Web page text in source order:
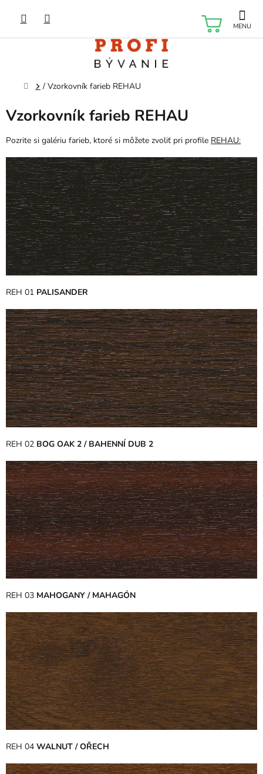
obsah
Domov
/ Vzorkovník farieb REHAU
Vzorkovník farieb REHAU
Pozrite si galériu farieb, ktoré si môžete zvoliť pri profile REHAU:
REH 01 PALISANDER
REH 02 BOG OAK 2 / BAHENNÍ DUB 2
REH 03 MAHOGANY / MAHAGÓN
REH 04 WALNUT / OŘECH